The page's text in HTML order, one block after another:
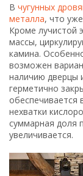
В чугунных
металла, что
Кроме лучистой
массы,
камина.
возможен
наличию дверцы
герметично
нехватки
суммарная доля
увеличивается.